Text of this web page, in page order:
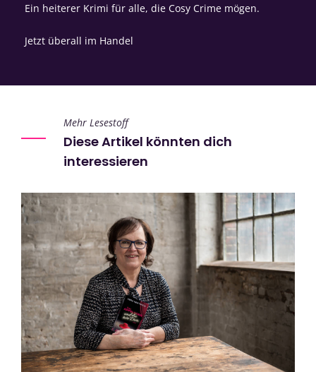
Ein heiterer Krimi für alle, die Cosy Crime mögen.
Jetzt überall im Handel
Mehr Lesestoff
Diese Artikel könnten dich
interessieren